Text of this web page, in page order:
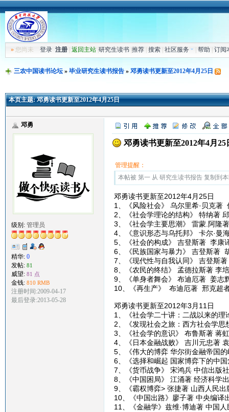
»您尚未 登录 注册| 返回主站| 研究生读书| 推荐| 搜索| 社区服务 帮助 订阅
三农中国读书论坛» 毕业研究生读书报告» 邓勇读书更新至2012年4月25日
本页主题:邓勇读书更新至2012年4月25日
邓勇
级别: 管理员
精华: 0
发帖: 81
威望: 81 点
金钱: 810 RMB
注册时间:2009-04-17
最后登录:2013-05-28
邓勇读书更新至2012年4月25
管理提醒：
本帖被 第一 从 研究生读书报告 复制到
邓勇读书更新至2012年4月25日
1、《风险社会》 乌尔里希·贝克著
2、《社会学理论的结构》 特纳著
3、《社会学主要思潮》 雷蒙.阿隆
4、《意识形态与乌托邦》 卡尔·
5、《社会的构成》 吉登斯著 李康
6、《民族国家与暴力》 吉登斯著
7、《现代性与自我认同》 吉登斯
8、《农民的终结》 孟德拉斯著 李
9、《单身者舞会》 布迪厄著 姜志
10、《再生产》 布迪厄著 邢克超
邓勇读书更新至2012年3月11日
1、《社会学二十讲：二战以来的理
2、《发现社会之旅：西方社会学
3、《社会学的意识》 布鲁斯著 蒋
4、《日本金融战败》 吉川元忠著
5、《伟大的博弈 华尔街金融帝国
6、《选择和崛起 国家博弈下的中
7、《货币战争》 宋鸿兵 中信出版社
8、《中国困局》 江涌著 经济科学
9、《霸权博弈> 张捷著 山西人民出
10、《中国出路》廖子著 中央编译
11、《金融学》兹维·博迪著 中国